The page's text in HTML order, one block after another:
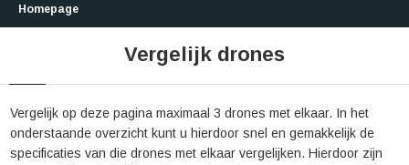
Homepage
Vergelijk drones
Vergelijk op deze pagina maximaal 3 drones met elkaar. In het
onderstaande overzicht kunt u hierdoor snel en gemakkelijk de
specificaties van die drones met elkaar vergelijken. Hierdoor zijn